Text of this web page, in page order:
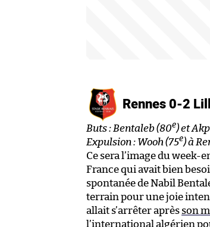
Rennes 0-2
Buts : Bentaleb (80e) et
Expulsion : Wooh (75e) à
Ce sera l’image du week-
France qui avait bien
spontanée de Nabil
terrain pour une joie
allait s’arrêter après son
l’international algérien